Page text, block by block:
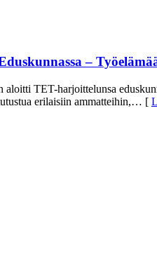
–
TET-harjoittelunsa
erilaisiin ammatteihin,… [